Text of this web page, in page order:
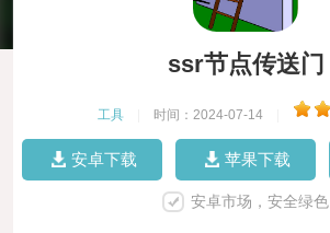
ssr节点传送门
工具 时间：2024-07-14
安卓下载 苹果下载
安卓市场，安全绿色